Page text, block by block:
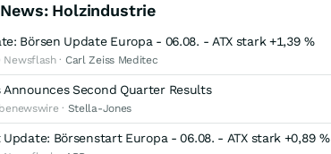
Holzindustrie
Börsen Update Europa - 06.08. - ATX stark +1,39 %
Newsflash · Carl Zeiss Meditec
Second Quarter Results
· Stella-Jones
Börsenstart Europa - 06.08. - ATX stark +0,89 %